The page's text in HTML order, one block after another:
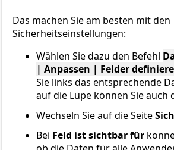
Das machen Sie am besten mit den
Sicherheitseinstellungen:
Wählen Sie dazu den Befehl
| Anpassen | Felder
Sie links das entsprechende
auf die Lupe können Sie auch
Wechseln Sie auf die Seite
Bei Feld ist sichtbar für